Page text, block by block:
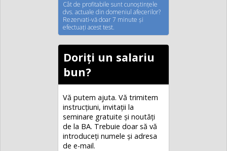
Cât de profitabile sunt cunoştinţele
dvs. actuale din domeniul afecerilor?
Rezervati-vă doar 7 minute şi
efectuaţi acest test.
Doriți un salariu
bun?
Vă putem ajuta. Vă trimitem
instrucțiuni, invitaţii la
seminare gratuite şi noutăţi
de la BA. Trebuie doar să vă
introduceţi numele și adresa
de e-mail.